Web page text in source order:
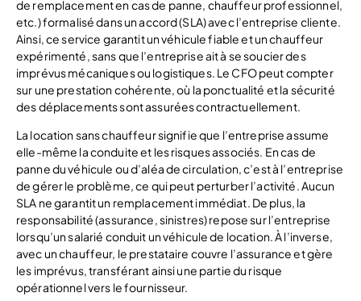
de remplacement en cas de panne, chauffeur professionnel,
etc.) formalisé dans un accord (SLA) avec l’entreprise cliente.
Ainsi, ce service garantit un véhicule fiable et un chauffeur
expérimenté, sans que l’entreprise ait à se soucier des
imprévus mécaniques ou logistiques. Le CFO peut compter
sur une prestation cohérente, où la ponctualité et la sécurité
des déplacements sont assurées contractuellement.
La location sans chauffeur signifie que l’entreprise assume
elle-même la conduite et les risques associés. En cas de
panne du véhicule ou d’aléa de circulation, c’est à l’entreprise
de gérer le problème, ce qui peut perturber l’activité. Aucun
SLA ne garantit un remplacement immédiat. De plus, la
responsabilité (assurance, sinistres) repose sur l’entreprise
lorsqu’un salarié conduit un véhicule de location. À l’inverse,
avec un chauffeur, le prestataire couvre l’assurance et gère
les imprévus, transférant ainsi une partie du risque
opérationnel vers le fournisseur.